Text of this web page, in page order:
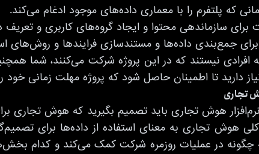
که پلتفرم را با معماری داده‌های موجود ادغام می‌کند.
سازماندهی محتوا و ایجاد گروه‌های کاربری و
جمع‌بندی داده‌ها و مستندسازی فرایندها و روش‌های
افرادی نیستند که در این پروژه شرکت می‌کنند، شما
دارید تا اطمینان حاصل شود که پروژه مهلت زمانی خود
تجاری
هوش تجاری باید تصمیم بگیرید که هوش تجاری
هوش تجاری به معنای استفاده از داده‌ها برای
چگونه در عملیات روزمره شرکت کمک می‌کند و کدام